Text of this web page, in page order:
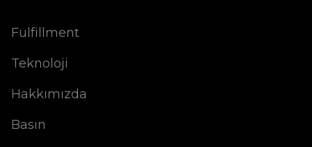
Fulfillment
Teknoloji
Hakkımızda
Basın